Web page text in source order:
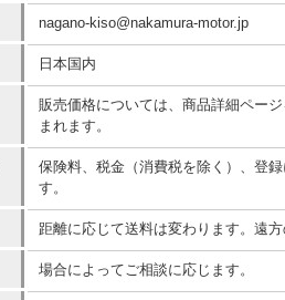
nagano-kiso@nakamura-motor.jp
日本国内
販売価格については、商品詳細ペー
まれます。
保険料、税金（消費税を除く）、登
す。
距離に応じて送料は変わります。遠
場合によってご相談に応じます。